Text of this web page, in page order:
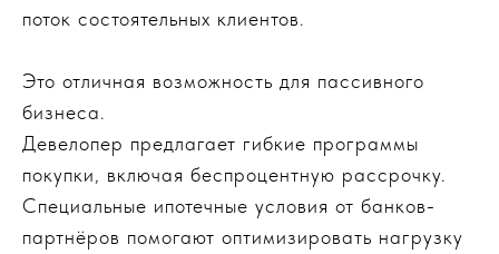
поток состоятельных клиентов.
Это отличная возможность для пассивного
бизнеса.
Девелопер предлагает гибкие программы
покупки, включая беспроцентную рассрочку.
Специальные ипотечные условия от банков-
партнёров помогают оптимизировать нагрузку